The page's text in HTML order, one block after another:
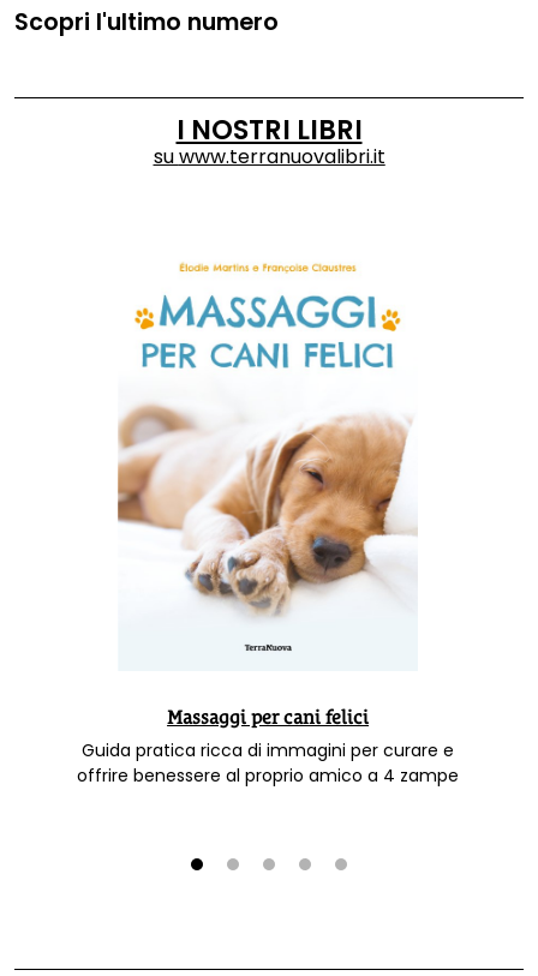
Scopri l'ultimo numero
I NOSTRI LIBRI
suwww.terranuovalibri.it
Massaggi per cani felici
Guida pratica ricca di immagini per curare e
offrire benessere al proprio amico a 4 zampe